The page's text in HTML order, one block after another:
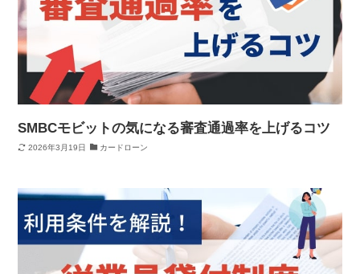
SMBCモビットの気になる審査通過率を上げるコツ
2026年3月19日 カードローン